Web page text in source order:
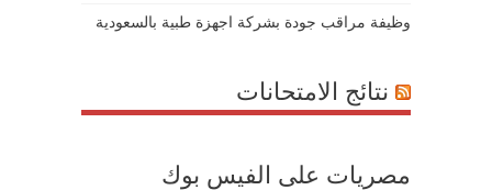
وظيفة مراقب جودة بشركة اجهزة طبية بالسعودية
نتائج الامتحانات
مصريات على الفيس بوك